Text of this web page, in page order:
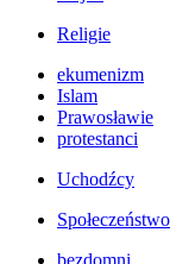
Religie
ekumenizm
Islam
Prawosławie
protestanci
Uchodźcy
Społeczeństwo
bezdomni